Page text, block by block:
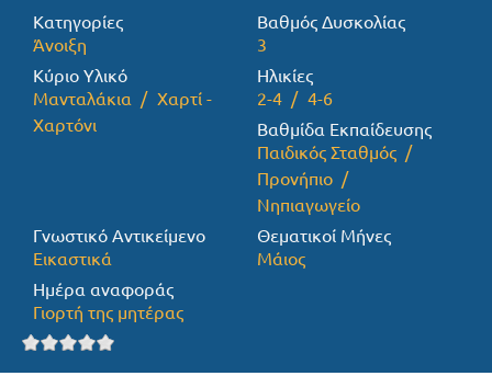
Προσφορές
Κατηγορίες
Άνοιξη
Βαθμός Δυσκολίας
3
Κύριο Υλικό
Μανταλάκια
Χαρτί -
Χαρτόνι
Ηλικίες
2-4
4-6
Βαθμίδα Εκπαίδευσης
Παιδικός Σταθμός
Προνήπιο
Νηπιαγωγείο
Γνωστικό Αντικείμενο
Εικαστικά
Θεματικοί Μήνες
Μάιος
Ημέρα αναφοράς
Γιορτή της μητέρας